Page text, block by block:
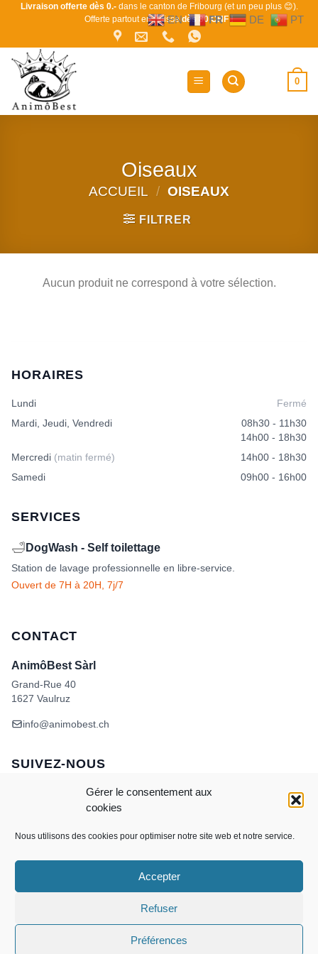
Gérer le consentement aux
cookies
Nous utilisons des cookies pour optimiser notre site web et notre service.
Accepter
Refuser
Préférences
PasserLivraison offerte dès 0.-dans le canton de Fribourg (et un peu plus 😊).
Offerte partout en Suissedès 80 CHF !
0
Oiseaux
ACCUEIL / OISEAUX
FILTRER
Aucun produit ne correspond à votre sélection.
HORAIRES
Lundi
Fermé
Mardi, Jeudi, Vendredi
08h30 - 11h30
14h00 - 18h30
Mercredi (matin fermé)
14h00 - 18h30
Samedi
09h00 - 16h00
SERVICES
🛁 DogWash - Self toilettage
Station de lavage professionnelle en libre-service.
Ouvert de 7H à 20H, 7j/7
CONTACT
AnimôBest Sàrl
Grand-Rue 40
1627 Vaulruz
info@animobest.ch
SUIVEZ-NOUS
MasterCardCredit
POLITIQUE DE COOKIES
Copyright 2026 ©AnimôBest Sàrl
EN FR DE PT